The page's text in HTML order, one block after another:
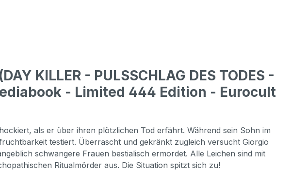
KILLER - PULSSCHLAG DES TODES -
- Limited 444 Edition - Eurocult
als er über ihren plötzlichen Tod erfährt. Während sein Sohn im
testiert. Überrascht und gekränkt zugleich versucht Giorgio
schwangere Frauen bestialisch ermordet. Alle Leichen sind mit
Ritualmörder aus. Die Situation spitzt sich zu!